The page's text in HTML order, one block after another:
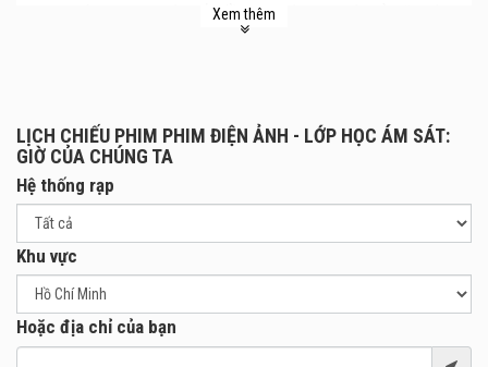
toàn mới! Câu chuyện bắt đầu khi một sinh vật sở hữu vận
tốc Mach 20 đang đe dọa hủy diệt Trái Đất bỗng nhiên trở
màn ảnh, bộ phim hứa hẹn sẽ mang đến cho người hâm
mộ các thước phim bùng nổ cùng ký ức rực rỡ nhất về thầy
Koro và tập thể lớp 3-E. Bạn đã sẵn sàng cho buổi tốt
nghiệp đặc biệt này chưa?
Xem thêm
LỊCH CHIẾU PHIM PHIM ĐIỆN ẢNH - LỚP HỌC ÁM SÁT:
GIỜ CỦA CHÚNG TA
Hệ thống rạp
Khu vực
Hoặc địa chỉ của bạn